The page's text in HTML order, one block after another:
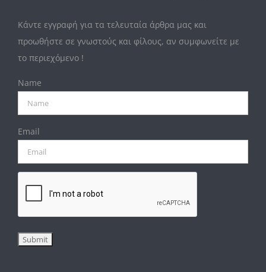
Κάντε εγγραφή για τα τελευταία άρθρα μας και
προωθήστε σε γνωστούς και φίλους, αν συμφωνείτε με
το περιεχόμενο !
Name
Email